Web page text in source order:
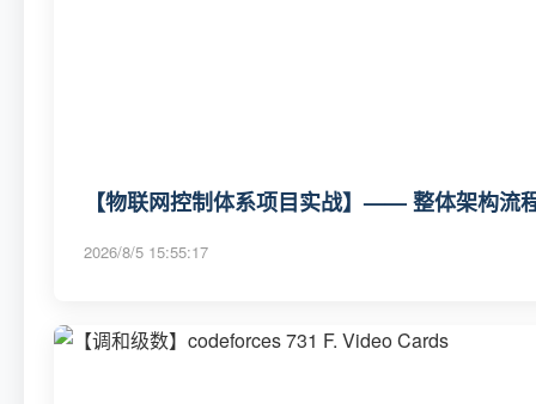
【物联网控制体系项目实战】—— 整体架构流
2026/8/5 15:55:17